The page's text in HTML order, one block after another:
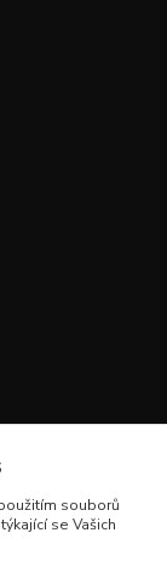
souborů
se Vašich